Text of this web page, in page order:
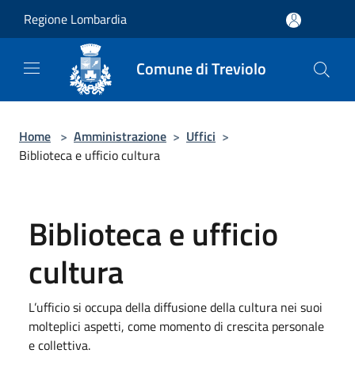
Regione Lombardia
Comune di Treviolo
Home > Amministrazione > Uffici >
Biblioteca e ufficio cultura
Biblioteca e ufficio
cultura
L’ufficio si occupa della diffusione della cultura nei suoi
molteplici aspetti, come momento di crescita personale
e collettiva.